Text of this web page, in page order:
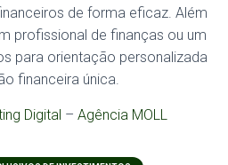
de forma eficaz. Além
profissional de finanças ou um
para orientação personalizada
financeira única.
Digital – Agência MOLL